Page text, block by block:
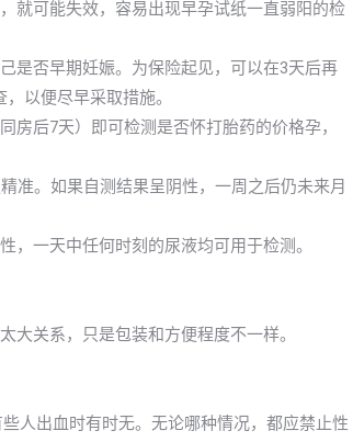
就可能失效，容易出现早孕试纸一直弱阳的检
是否早期妊娠。为保险起见，可以在3天后再
以便尽早采取措施。
后7天）即可检测是否怀打胎药的价格孕，
准。如果自测结果呈阴性，一周之后仍未来月
一天中任何时刻的尿液均可用于检测。
大关系，只是包装和方便程度不一样。
人出血时有时无。无论哪种情况，都应禁止性